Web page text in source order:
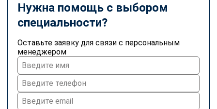
Нужна помощь с выбором
специальности?
Оставьте заявку для связи с персональным
менеджером